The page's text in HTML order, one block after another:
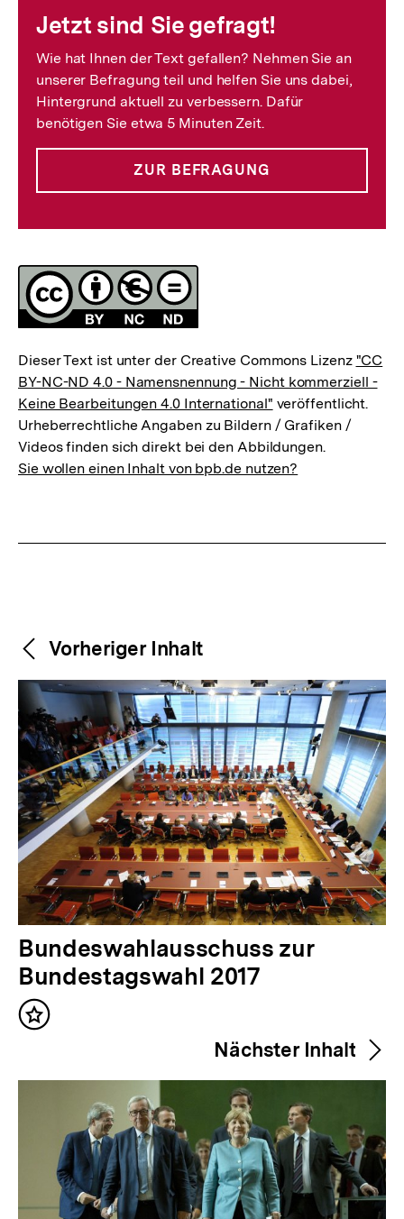
Jetzt sind Sie gefragt!
Wie hat Ihnen der Text gefallen? Nehmen Sie an
unserer Befragung teil und helfen Sie uns dabei,
Hintergrund aktuell zu verbessern. Dafür
benötigen Sie etwa 5 Minuten Zeit.
ZUR BEFRAGUNG
Lizenz
Dieser Text ist unter der Creative Commons Lizenz "CC
BY-NC-ND 4.0 - Namensnennung - Nicht kommerziell -
Keine Bearbeitungen 4.0 International" veröffentlicht.
Urheberrechtliche Angaben zu Bildern / Grafiken /
Videos finden sich direkt bei den Abbildungen.
Sie wollen einen Inhalt von bpb.de nutzen?
Weitere
Inhalte
Content-
Navigation
Vorheriger Inhalt
V
o
r
h
r
Bundeswahlausschuss zur
Bundestagswahl 2017
Inhalt
Nächster Inhalt